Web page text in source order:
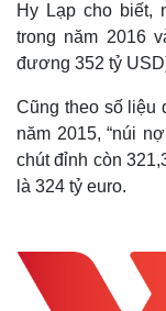
Hy Lạp cho biết,
trong năm 2016
đương 352 tỷ
Cũng theo số liệu
năm 2015, “núi
chút đỉnh còn
là 324 tỷ euro.